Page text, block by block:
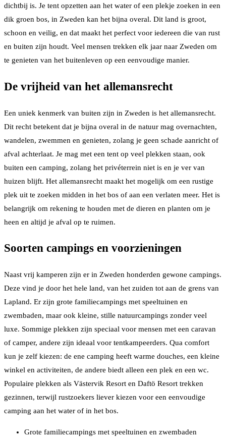
dichtbij is. Je tent opzetten aan het water of een plekje zoeken in een
dik groen bos, in Zweden kan het bijna overal. Dit land is groot,
schoon en veilig, en dat maakt het perfect voor iedereen die van rust
en buiten zijn houdt. Veel mensen trekken elk jaar naar Zweden om
te genieten van het buitenleven op een eenvoudige manier.
De vrijheid van het allemansrecht
Een uniek kenmerk van buiten zijn in Zweden is het allemansrecht.
Dit recht betekent dat je bijna overal in de natuur mag overnachten,
wandelen, zwemmen en genieten, zolang je geen schade aanricht of
afval achterlaat. Je mag met een tent op veel plekken staan, ook
buiten een camping, zolang het privéterrein niet is en je ver van
huizen blijft. Het allemansrecht maakt het mogelijk om een rustige
plek uit te zoeken midden in het bos of aan een verlaten meer. Het is
belangrijk om rekening te houden met de dieren en planten om je
heen en altijd je afval op te ruimen.
Soorten campings en voorzieningen
Naast vrij kamperen zijn er in Zweden honderden gewone campings.
Deze vind je door het hele land, van het zuiden tot aan de grens van
Lapland. Er zijn grote familiecampings met speeltuinen en
zwembaden, maar ook kleine, stille natuurcampings zonder veel
luxe. Sommige plekken zijn speciaal voor mensen met een caravan
of camper, andere zijn ideaal voor tentkampeerders. Qua comfort
kun je zelf kiezen: de ene camping heeft warme douches, een kleine
winkel en activiteiten, de andere biedt alleen een plek en een wc.
Populaire plekken als Västervik Resort en Daftö Resort trekken
gezinnen, terwijl rustzoekers liever kiezen voor een eenvoudige
camping aan het water of in het bos.
Grote familiecampings met speeltuinen en zwembaden